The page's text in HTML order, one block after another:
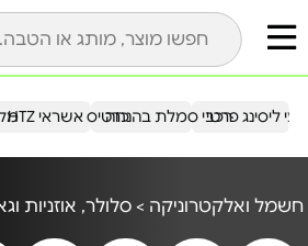
כרטיס אשראי HTZ ליסינג פרטירכבי סמלת בהנחה
חשמל ואלקטרוניקה > סלולר, אוזניות